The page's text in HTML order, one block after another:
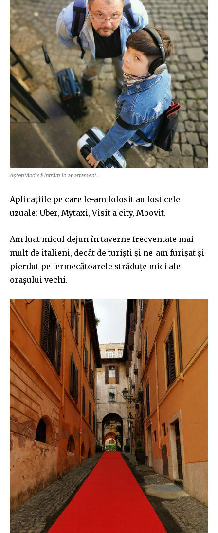
Așteptând să intrăm în apartament…
Aplicațiile pe care le-am folosit au fost cele
uzuale: Uber, Mytaxi, Visit a city, Moovit.
Am luat micul dejun în taverne frecventate mai
mult de italieni, decât de turiști și ne-am furișat și
pierdut pe fermecătoarele străduțe mici ale
orașului vechi.